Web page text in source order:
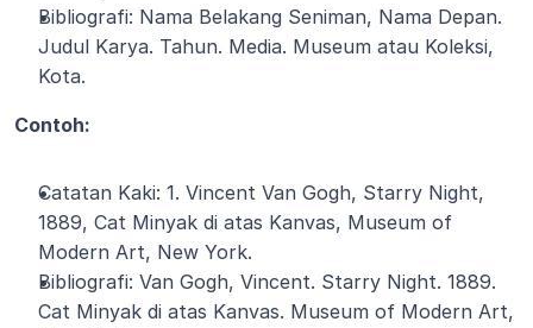
Bibliografi: Nama Belakang Seniman, Nama Depan.
Judul Karya. Tahun. Media. Museum atau Koleksi,
Kota.
Contoh:
Catatan Kaki: 1. Vincent Van Gogh, Starry Night,
1889, Cat Minyak di atas Kanvas, Museum of
Modern Art, New York.
Bibliografi: Van Gogh, Vincent. Starry Night. 1889.
Cat Minyak di atas Kanvas. Museum of Modern Art,